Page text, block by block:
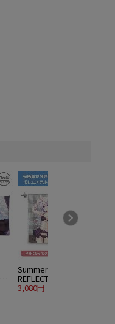
Summer Pockets
REFLECTION BLUE 鳴瀬
しろは ハイブリッドフ
3,080円